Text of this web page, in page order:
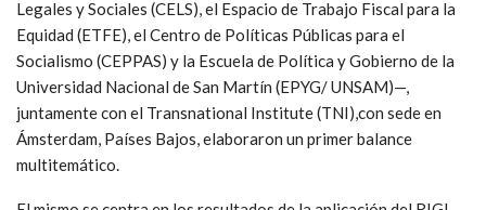
Legales y Sociales (CELS), el Espacio de Trabajo Fiscal para la
Equidad (ETFE), el Centro de Políticas Públicas para el
Socialismo (CEPPAS) y la Escuela de Política y Gobierno de la
Universidad Nacional de San Martín (EPYG/ UNSAM)—,
juntamente con el Transnational Institute (TNI),con sede en
Ámsterdam, Países Bajos, elaboraron un primer balance
multitemático.